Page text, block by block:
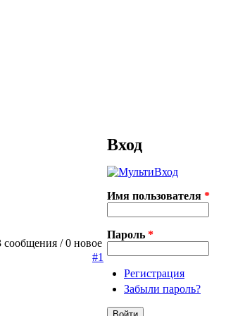
сообщения / 0 новое
#1
Вход
Имя пользователя *
Пароль *
Регистрация
Забыли пароль?